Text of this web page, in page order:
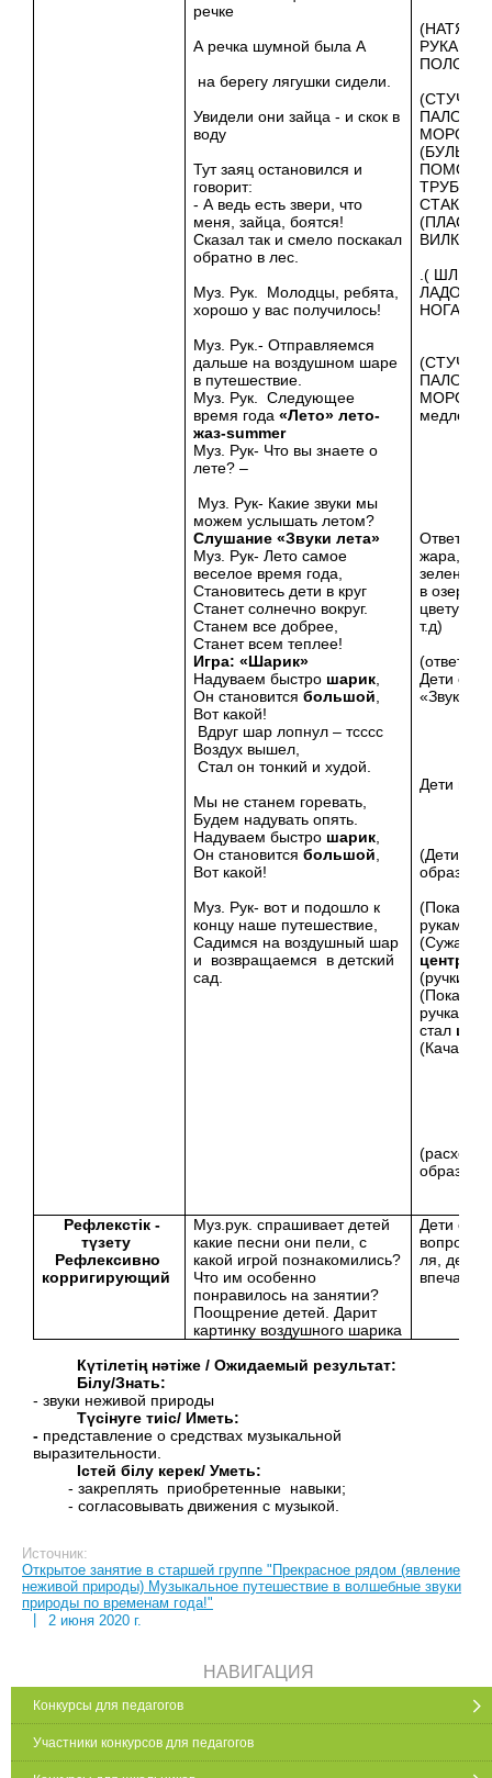
речке
А речка шумной была А
на берегу лягушки сидели.
Увидели они зайца - и скок в
воду
Тут заяц остановился и
говорит:
- А ведь есть звери, что
меня, зайца, боятся!
Сказал так и смело поскакал
обратно в лес.
Муз. Рук. Молодцы, ребята,
хорошо у вас получилось!
Муз. Рук.- Отправляемся
дальше на воздушном шаре
в путешествие.
Муз. Рук. Следующее
время года«Лето» лето-
жаз-summer
Муз. Рук- Что вы знаете о
лете? –
Муз. Рук- Какие звуки мы
можем услышать летом?
Слушание «Звуки лета»
Муз. Рук- Лето самое
веселое время года,
Становитесь дети в круг
Станет солнечно вокруг.
Станем все добрее,
Станет всем теплее!
Игра: «Шарик»
Надуваем быстро шарик,
Он становитсябольшой,
Вот какой!
Вдруг шар лопнул – тсссс
Воздух вышел,
Стал он тонкий и худой.
Мы не станем горевать,
Будем надувать опять.
Надуваем быстро шарик,
Он становитсябольшой,
Вот какой!
Муз. Рук- вот и подошло к
концу наше путешествие,
Садимся на воздушный шар
и возвращаемся в детский
сад.
РУКАМИ
ВИЛКИ)
.(
НОГАМ)
Ответы
жара,
зеленая,
в озере
цветут
т.д)
(ответы
Дети
«Звуки
Дети
(Дети
образуя
руками.)
(Сужаем
центру
(ручки
ручками,
стал
(Качаем
образуя
Рефлекстік -
түзету
Рефлексивно
корригирующий
Муз.рук. спрашивает детей
какие песни они пели, с
какой игрой познакомились?
Что им особенно
понравилось на занятии?
Поощрение детей. Дарит
картинку воздушного шарика
Дети
вопросы
ля,
Күтілетің нәтіже / Ожидаемый результат:
Білу/Знать:
- звуки неживой природы
Түсінуге тиіс/ Иметь:
- представление о средствах музыкальной
выразительности.
Істей білу керек/ Уметь:
- закреплять приобретенные навыки;
- согласовывать движения с музыкой.
Источник:
Открытое занятие в старшей группе "Прекрасное рядом (явление
неживой природы) Музыкальное путешествие в волшебные звуки
природы по временам года!"
2 июня 2020 г.
НАВИГАЦИЯ
Конкурсы для педагогов
Участники конкурсов для педагогов